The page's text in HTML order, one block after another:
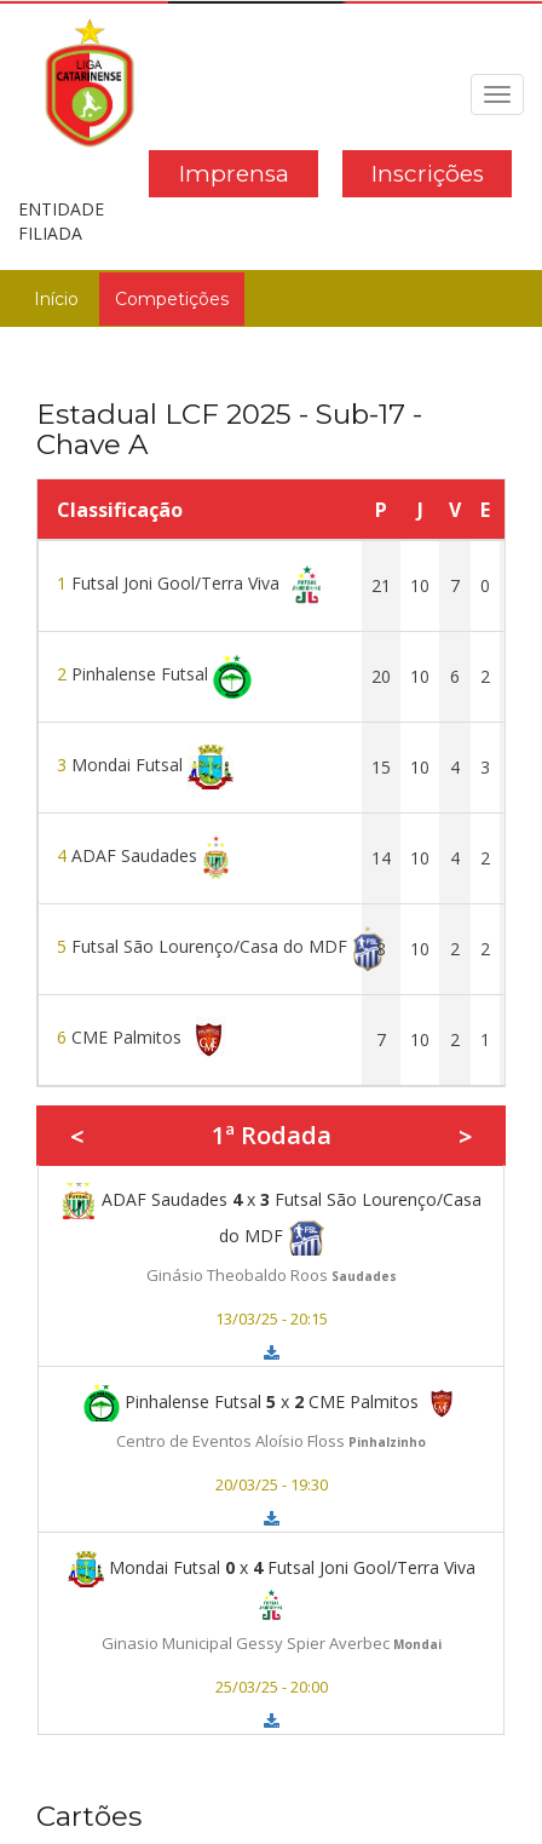
Inscrições
Imprensa
ENTIDADE
FILIADA
Início Competições
Estadual LCF 2025 - Sub-17 -
Chave A
Classificação P J V E
1 Futsal Joni Gool/Terra Viva 21 10 7 0
2 Pinhalense Futsal 20 10 6 2
3 Mondai Futsal 15 10 4 3
4 ADAF Saudades 14 10 4 2
5 Futsal São Lourenço/Casa do MDF 8 10 2 2
6 CME Palmitos 7 10 2 1
< 1ª Rodada >
ADAF Saudades 4x 3 Futsal São Lourenço/Casa
do MDF
Ginásio Theobaldo Roos Saudades
13/03/25 - 20:15
Pinhalense Futsal 5 x 2CME Palmitos
Centro de Eventos Aloísio Floss Pinhalzinho
20/03/25 - 19:30
Mondai Futsal 0x 4Futsal Joni Gool/Terra Viva
Ginasio Municipal Gessy Spier Averbec Mondai
25/03/25 - 20:00
Cartões